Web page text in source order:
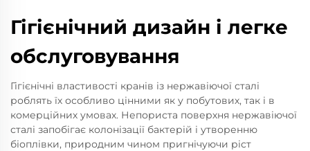
Гігієнічний дизайн і легке
обслуговування
Гігієнічні властивості кранів із нержавіючої сталі
роблять їх особливо цінними як у побутових, так і в
комерційних умовах. Непориста поверхня нержавіючої
сталі запобігає колонізації бактерій і утворенню
біоплівки, природним чином пригнічуючи ріст